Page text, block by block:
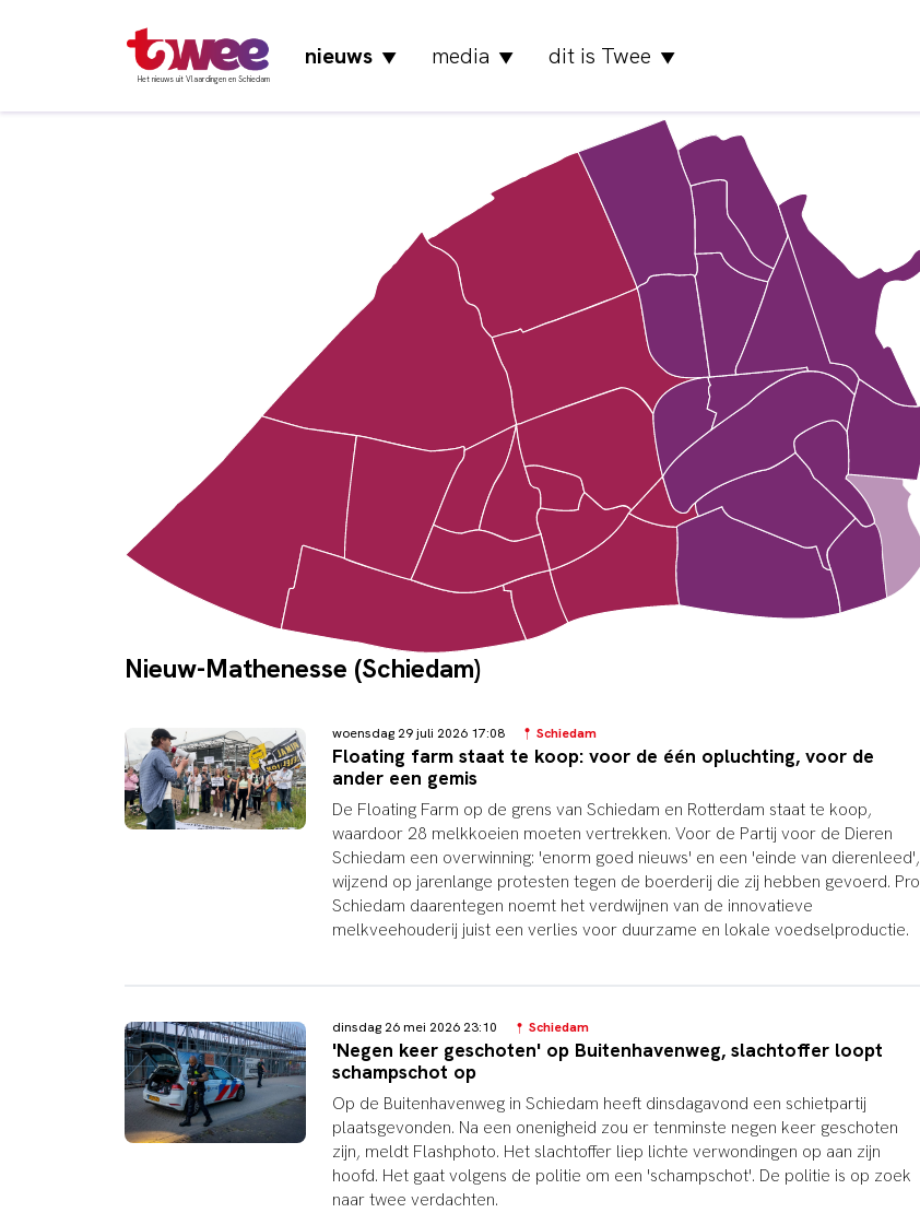
Het nieuws uit Vlaardingen en Schiedam
nieuws▼ media ▼ dit is Twee ▼
Nieuw-Mathenesse (Schiedam)
woensdag 29 juli 2026 17:08 Schiedam
Floating farm staat te koop: voor de één opluchting, voor de
ander een gemis
De Floating Farm op de grens van Schiedam en Rotterdam staat te koop,
waardoor 28 melkkoeien moeten vertrekken. Voor de Partij voor de Dieren
Schiedam een overwinning: 'enorm goed nieuws' en een 'einde van dierenleed',
wijzend op jarenlange protesten tegen de boerderij die zij hebben gevoerd. Pro
Schiedam daarentegen noemt het verdwijnen van de innovatieve
melkveehouderij juist een verlies voor duurzame en lokale voedselproductie.
dinsdag 26 mei 2026 23:10 Schiedam
'Negen keer geschoten' op Buitenhavenweg, slachtoffer loopt
schampschot op
Op de Buitenhavenweg in Schiedam heeft dinsdagavond een schietpartij
plaatsgevonden. Na een onenigheid zou er tenminste negen keer geschoten
zijn, meldt Flashphoto. Het slachtoffer liep lichte verwondingen op aan zijn
hoofd. Het gaat volgens de politie om een 'schampschot'. De politie is op zoek
naar twee verdachten.